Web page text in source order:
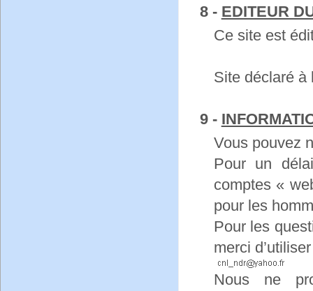
8 - EDITEUR
Ce site est
Site déclaré à
9 -
Vous pouvez
Pour un
comptes «
pour les
Pour les
merci
Nous ne